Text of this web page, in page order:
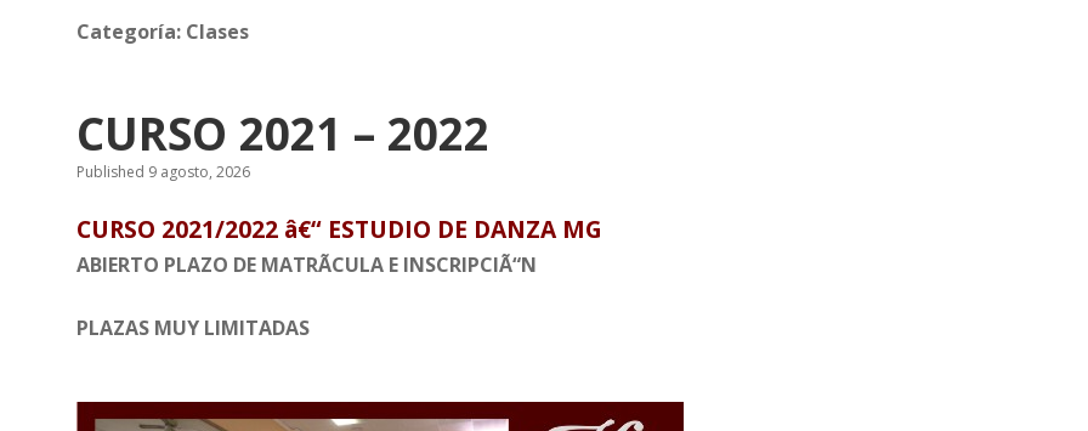
d
e
D
a
n
z
Categoría: Clases
CURSO 2021 – 2022
Published 9 agosto, 2026
CURSO 2021/2022 â€“ ESTUDIO DE DANZA MG
ABIERTO PLAZO DE MATRÃCULA E INSCRIPCIÃ“N
PLAZAS MUY LIMITADAS